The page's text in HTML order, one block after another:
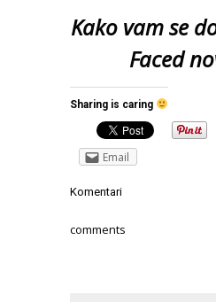
Kako vam se
Faced
Sharing is caring
Email
Komentari
comments